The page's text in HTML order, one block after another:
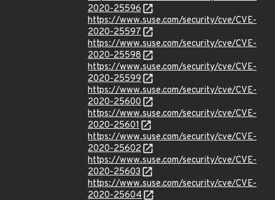
2020-25596
https://www.suse.com/security/cve/CVE-
2020-25597
https://www.suse.com/security/cve/CVE-
2020-25598
https://www.suse.com/security/cve/CVE-
2020-25599
https://www.suse.com/security/cve/CVE-
2020-25600
https://www.suse.com/security/cve/CVE-
2020-25601
https://www.suse.com/security/cve/CVE-
2020-25602
https://www.suse.com/security/cve/CVE-
2020-25603
https://www.suse.com/security/cve/CVE-
2020-25604